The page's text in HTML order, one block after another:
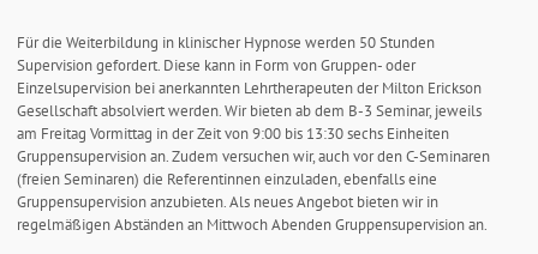
Für die Weiterbildung in klinischer Hypnose werden 50 Stunden
Supervision gefordert. Diese kann in Form von Gruppen- oder
Einzelsupervision bei anerkannten Lehrtherapeuten der Milton Erickson
Gesellschaft absolviert werden. Wir bieten ab dem B-3 Seminar, jeweils
am Freitag Vormittag in der Zeit von 9:00 bis 13:30 sechs Einheiten
Gruppensupervision an. Zudem versuchen wir, auch vor den C-Seminaren
(freien Seminaren) die Referentinnen einzuladen, ebenfalls eine
Gruppensupervision anzubieten. Als neues Angebot bieten wir in
regelmäßigen Abständen an Mittwoch Abenden Gruppensupervision an.